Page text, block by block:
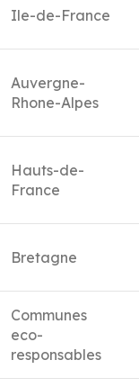
Ile-de-France
Auvergne-
Rhone-Alpes
Hauts-de-
France
Bretagne
Communes
eco-
responsables